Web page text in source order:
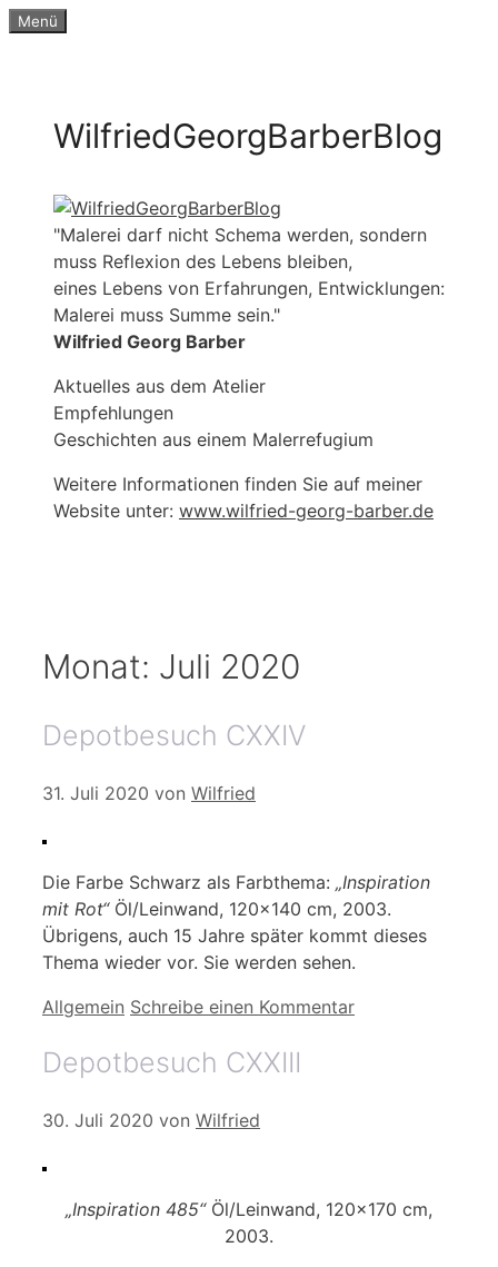
Zum
Menü
WilfriedGeorgBarberBlog
"Malerei darf nicht Schema werden, sondern
muss Reflexion des Lebens bleiben,
eines Lebens von Erfahrungen, Entwicklungen:
Malerei muss Summe sein."
Wilfried Georg Barber
Aktuelles aus dem Atelier
Empfehlungen
Geschichten aus einem Malerrefugium
Weitere Informationen finden Sie auf meiner
Website unter: www.wilfried-georg-barber.de
Monat: Juli 2020
Depotbesuch CXXIV
31. Juli 2020 von Wilfried
Die Farbe Schwarz als Farbthema: „Inspiration
mit Rot“Öl/Leinwand, 120×140 cm, 2003.
Übrigens, auch 15 Jahre später kommt dieses
Thema wieder vor. Sie werden sehen.
Kategorien
Allgemein Schreibe einen Kommentar
Depotbesuch CXXIII
30. Juli 2020 von Wilfried
„Inspiration 485“Öl/Leinwand, 120×170 cm,
2003.